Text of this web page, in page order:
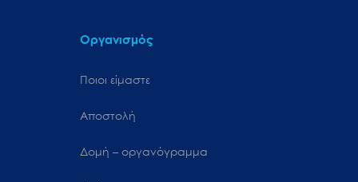
Οργανισμός
Ποιοι είμαστε
Αποστολή
Δομή – οργανόγραμμα